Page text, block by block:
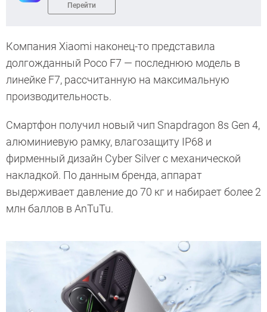
Перейти
Компания Xiaomi наконец-то представила
долгожданный Poco F7 — последнюю модель в
линейке F7, рассчитанную на максимальную
производительность.
Смартфон получил новый чип Snapdragon 8s Gen 4,
алюминиевую рамку, влагозащиту IP68 и
фирменный дизайн Cyber Silver с механической
накладкой. По данным бренда, аппарат
выдерживает давление до 70 кг и набирает более 2
млн баллов в AnTuTu.